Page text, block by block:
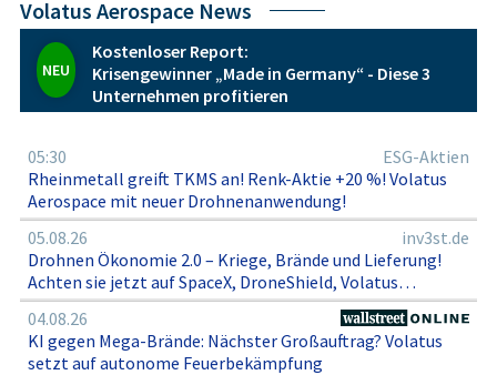
Strukturen und der operativen Resilienz von Volatus
Aerospace, ohne aus diesen Überlegungen eine pauschale
Anlageempfehlung abzuleiten.
Volatus Aerospace News
NEU
Kostenloser Report:
Krisengewinner „Made in Germany“ - Diese 3
Unternehmen profitieren
05:30
ESG-Aktien
Rheinmetall greift TKMS an! Renk-Aktie +20 %! Volatus
Aerospace mit neuer Drohnenanwendung!
05.08.26
inv3st.de
Drohnen Ökonomie 2.0 – Kriege, Brände und Lieferung!
Achten sie jetzt auf SpaceX, DroneShield, Volatus
Aerospace und Lufthansa!
04.08.26
KI gegen Mega-Brände: Nächster Großauftrag? Volatus
setzt auf autonome Feuerbekämpfung